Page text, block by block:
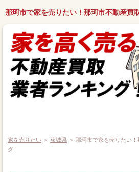
那珂市で家を売りたい！那珂市不動産買
家を売りたい ＞ 茨城県 ＞ 那珂市で家を売りたい
グ！